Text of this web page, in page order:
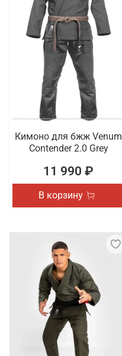
Кимоно для бжж Venum
Contender 2.0 Grey
11 990 ₽
В корзину